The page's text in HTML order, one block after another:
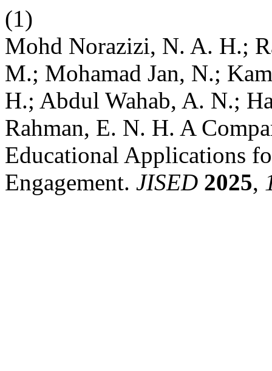
(1)
Mohd Norazizi, N. A. H.;
M.; Mohamad Jan, N.;
H.; Abdul Wahab, A. N.;
Rahman, E. N. H. A
Educational Applications
Engagement. JISED 2025,